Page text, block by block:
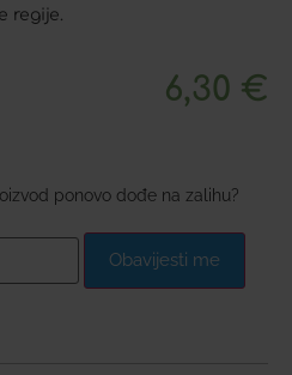
regije.
6,30 €
ponovo dođe na zalihu?
Obavijesti me